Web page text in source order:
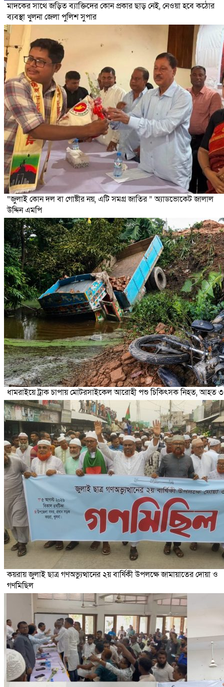
মাদকের সাথে জড়িত ব্যাক্তিদের কোন প্রকার ছাড় নেই, নেওয়া হবে কঠোর
ব্যবস্থা খুলনা জেলা পুলিশ সুপার
“জুলাই কোন দল বা গোষ্টীর নয়, এটি সমগ্র জাতির ” অ্যাডভোকেট জালাল
উদ্দিন এমপি
ধামরাইয়ে ট্রাক চাপায় মোটরসাইকেল আরোহী পশু চিকিৎসক নিহত, আহত ৩
কয়রায় জুলাই ছাত্র গণঅভ্যুত্থানের ২য় বার্ষিকী উপলক্ষে জামায়াতের দোয়া ও
গণমিছিল